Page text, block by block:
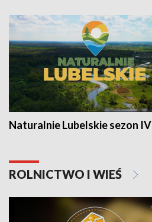
Naturalnie Lubelskie sezon IV
ROLNICTWO I WIEŚ